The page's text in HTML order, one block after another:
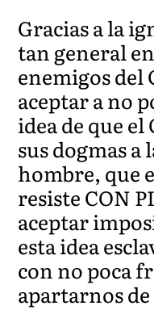
Gracias a la
tan general
enemigos del
aceptar a no
idea de que
sus dogmas a
hombre, que
resiste CON
aceptar
esta idea
con no poca
apartarnos